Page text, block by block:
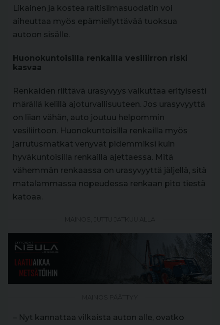
Likainen ja kostea raitisilmasuodatin voi
aiheuttaa myös epämiellyttävää tuoksua
autoon sisälle.
Huonokuntoisilla renkailla vesiliirron riski
kasvaa
Renkaiden riittävä urasyvyys vaikuttaa erityisesti
märällä kelillä ajoturvallisuuteen. Jos urasyvyyttä
on liian vähän, auto joutuu helpommin
vesiliirtoon. Huonokuntoisilla renkailla myös
jarrutusmatkat venyvät pidemmiksi kuin
hyväkuntoisilla renkailla ajettaessa. Mitä
vähemmän renkaassa on urasyvyyttä jäljellä, sitä
matalammassa nopeudessa renkaan pito tiestä
katoaa.
– Nyt kannattaa vilkaista auton alle, ovatko